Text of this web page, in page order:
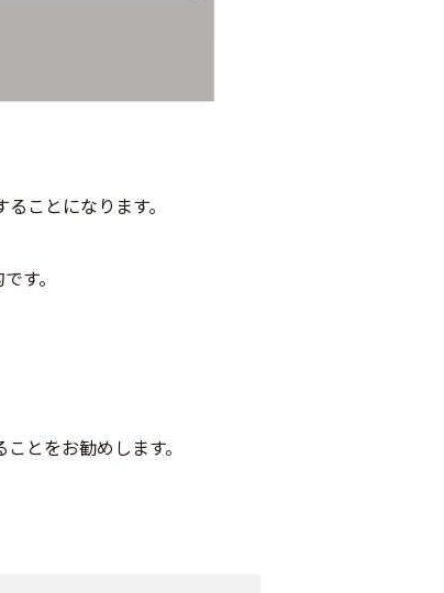
ことになります。
す。
とをお勧めします。